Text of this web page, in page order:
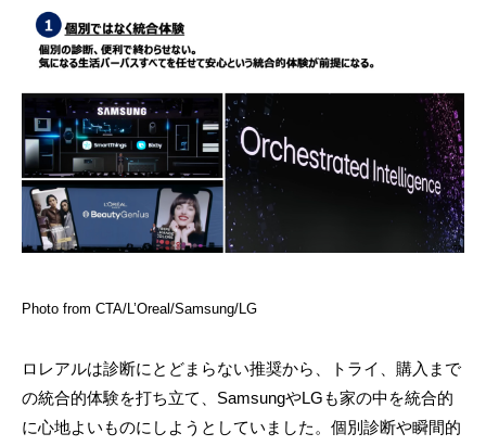
Photo from CTA/L’Oreal/Samsung/LG
ロレアルは診断にとどまらない推奨から、トライ、購入まで
の統合的体験を打ち立て、SamsungやLGも家の中を統合的
に心地よいものにしようとしていました。個別診断や瞬間的